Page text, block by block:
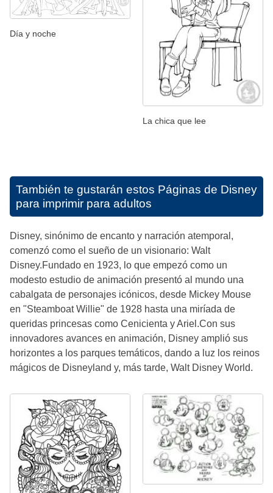
Día y noche
La chica que lee
También te gustarán estos Páginas de Disney
para imprimir para adultos
Disney, sinónimo de encanto y narración atemporal,
comenzó como el sueño de un visionario: Walt
Disney.Fundado en 1923, lo que empezó como un
modesto estudio de animación presentó al mundo una
cabalgata de personajes icónicos, desde Mickey Mouse
en "Steamboat Willie" de 1928 hasta una miríada de
queridas princesas como Cenicienta y Ariel.Con sus
innovadores avances en animación, Disney amplió sus
horizontes a los parques temáticos, dando a luz los reinos
mágicos de Disneyland y, más tarde, Walt Disney World.